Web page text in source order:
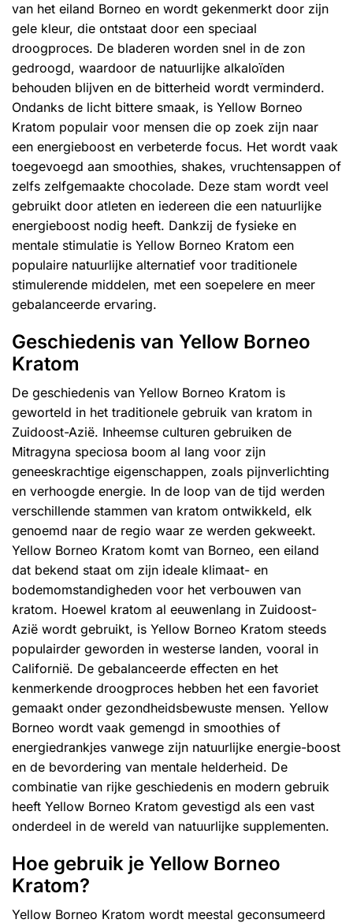
van het eiland Borneo en wordt gekenmerkt door zijn
gele kleur, die ontstaat door een speciaal
droogproces. De bladeren worden snel in de zon
gedroogd, waardoor de natuurlijke alkaloïden
behouden blijven en de bitterheid wordt verminderd.
Ondanks de licht bittere smaak, is Yellow Borneo
Kratom populair voor mensen die op zoek zijn naar
een energieboost en verbeterde focus. Het wordt vaak
toegevoegd aan smoothies, shakes, vruchtensappen of
zelfs zelfgemaakte chocolade. Deze stam wordt veel
gebruikt door atleten en iedereen die een natuurlijke
energieboost nodig heeft. Dankzij de fysieke en
mentale stimulatie is Yellow Borneo Kratom een
populaire natuurlijke alternatief voor traditionele
stimulerende middelen, met een soepelere en meer
gebalanceerde ervaring.
Geschiedenis van Yellow Borneo
Kratom
De geschiedenis van Yellow Borneo Kratom is
geworteld in het traditionele gebruik van kratom in
Zuidoost-Azië. Inheemse culturen gebruiken de
Mitragyna speciosa boom al lang voor zijn
geneeskrachtige eigenschappen, zoals pijnverlichting
en verhoogde energie. In de loop van de tijd werden
verschillende stammen van kratom ontwikkeld, elk
genoemd naar de regio waar ze werden gekweekt.
Yellow Borneo Kratom komt van Borneo, een eiland
dat bekend staat om zijn ideale klimaat- en
bodemomstandigheden voor het verbouwen van
kratom. Hoewel kratom al eeuwenlang in Zuidoost-
Azië wordt gebruikt, is Yellow Borneo Kratom steeds
populairder geworden in westerse landen, vooral in
Californië. De gebalanceerde effecten en het
kenmerkende droogproces hebben het een favoriet
gemaakt onder gezondheidsbewuste mensen. Yellow
Borneo wordt vaak gemengd in smoothies of
energiedrankjes vanwege zijn natuurlijke energie-boost
en de bevordering van mentale helderheid. De
combinatie van rijke geschiedenis en modern gebruik
heeft Yellow Borneo Kratom gevestigd als een vast
onderdeel in de wereld van natuurlijke supplementen.
Hoe gebruik je Yellow Borneo
Kratom?
Yellow Borneo Kratom wordt meestal geconsumeerd